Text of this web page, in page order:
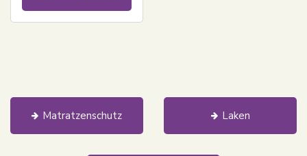
Matratzenschutz Laken